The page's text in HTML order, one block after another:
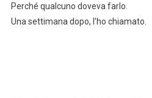
Perché qualcuno doveva farlo.
Una settimana dopo, l’ho chiamato.